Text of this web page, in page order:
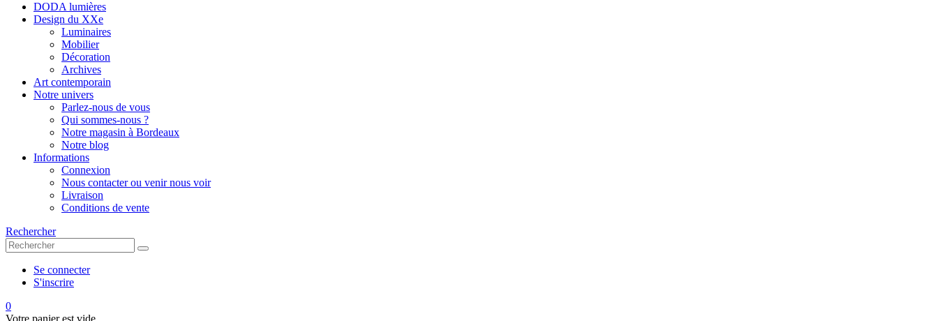
DODA lumières
Design du XXe
Luminaires
Mobilier
Décoration
Archives
Art contemporain
Notre univers
Parlez-nous de vous
Qui sommes-nous ?
Notre magasin à Bordeaux
Notre blog
Informations
Connexion
Nous contacter ou venir nous voir
Livraison
Conditions de vente
Rechercher
Se connecter
S'inscrire
0
Votre panier est vide